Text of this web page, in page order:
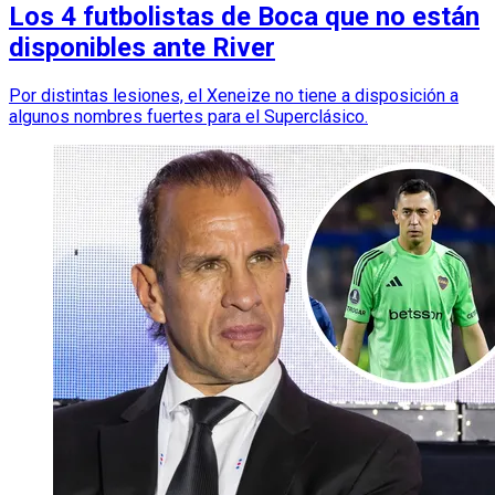
Los 4 futbolistas de Boca que no están
disponibles ante River
Por distintas lesiones, el Xeneize no tiene a disposición a
algunos nombres fuertes para el Superclásico.